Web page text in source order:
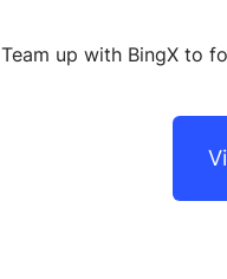
Team up with BingX to